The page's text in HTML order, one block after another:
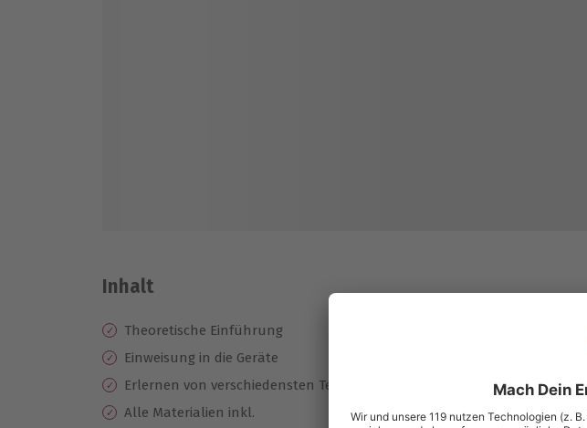
Inhalt
Theoretische Einführung
Einweisung in die Geräte
Erlernen von verschiedensten Techniken
Alle Materialien inkl.